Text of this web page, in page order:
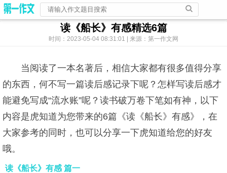
读《船长》有感精选6篇
时间：2023-05-04 08:31:01 | 来源：第一作文网
当阅读了一本名著后，相信大家都有很多值得分享
的东西，何不写一篇读后感记录下呢？怎样写读后感才
能避免写成“流水账”呢？读书破万卷下笔如有神，以下
内容是虎知道为您带来的6篇《读《船长》有感》，在
大家参考的同时，也可以分享一下虎知道给您的好友
哦。
读《船长》有感 篇一